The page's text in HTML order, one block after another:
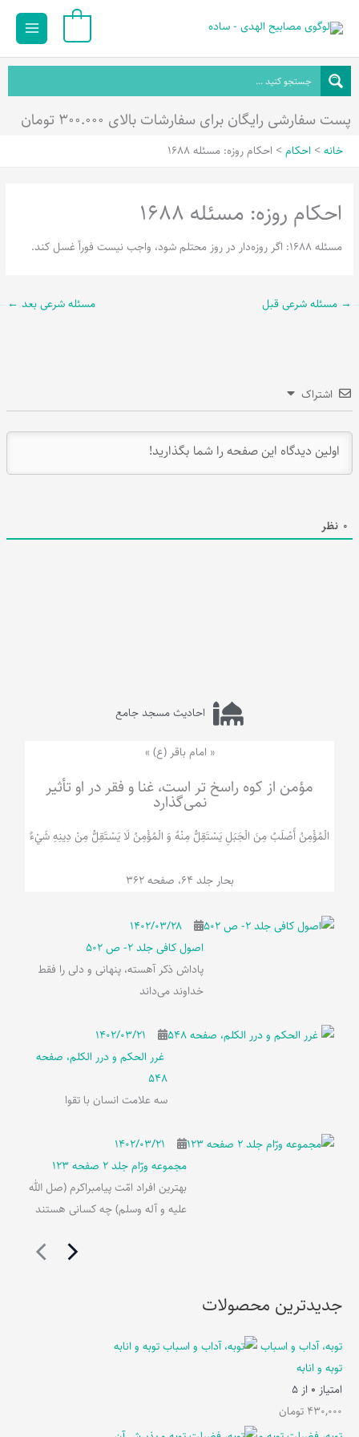
محتوا
Main
پست سفارشی رایگان برای سفارشات بالای ۳۰۰.۰۰۰ تومان
خانه احکام احکام روزه: مسئله 1688
احکام روزه: مسئله 1688
مسئله 1688: اگر روزه‌دار در روز محتلم شود، واجب نیست فوراً غسل کند.
→ مسئله شرعی قبل مسئله شرعی بعد ←
اشتراک
0 نظر
احادیث مسجد جامع
« امام باقر (ع) »
مؤمن از کوه راسخ تر است، غنا و فقر در او تأثیر
نمی‌گذارد
الْمُؤْمِنُ‌ أَصْلَبُ‌ مِنَ‌ الْجَبَلِ‌ یَسْتَقِلُّ مِنْهُ وَ الْمُؤْمِنُ لَا يَسْتَقِلُّ مِنْ دِينِهِ شَيْ‌ءٌ
بحار جلد 64، صفحه 362
۱۴۰۲/۰۳/۲۸
اصول کافی جلد 2- ص 502
پاداش ذکر آهسته، پنهانی و دلی را فقط
خداوند می‌داند
۱۴۰۲/۰۳/۲۱
غرر الحکم و درر الکلم، صفحه
548
سه علامت انسان با تقوا
۱۴۰۲/۰۳/۲۱
مجموعه ورّام جلد 2 صفحه 123
بهترین افراد امّت پیامبراکرم (صل الله
علیه و آله وسلم) چه کسانی هستند
جدیدترین محصولات
توبه، آداب و اسباب
توبه و انابه
امتیاز 0 از 5
430,000 تومان